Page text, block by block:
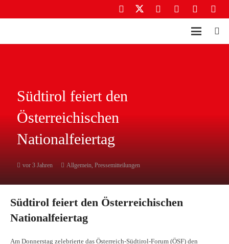
Südtirol feiert den
Österreichischen
Nationalfeiertag
vor 3 Jahren Allgemein,Pressemitteilungen
Südtirol feiert den Österreichischen
Nationalfeiertag
Am Donnerstag zelebrierte das Österreich-Südtirol-Forum (ÖSF) den